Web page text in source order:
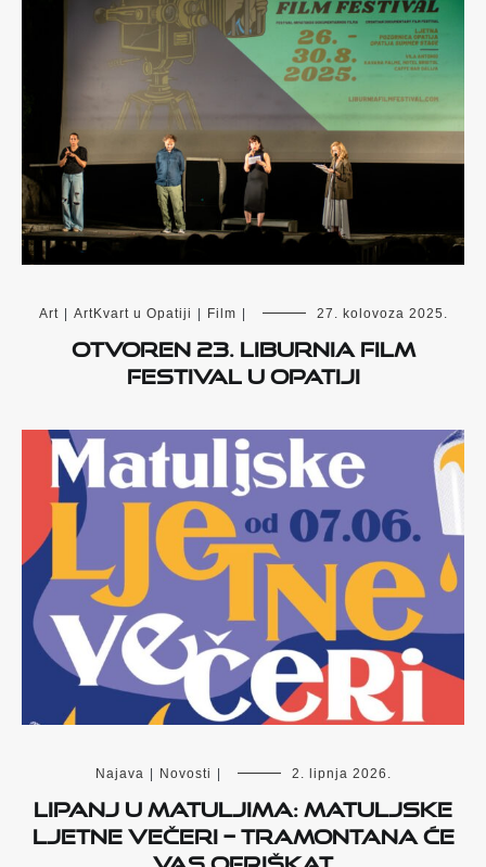
Art ArtKvart u Opatiji Film 27. kolovoza 2025.
Otvoren 23. Liburnia Film
Festival u Opatiji
Najava Novosti 2. lipnja 2026.
Lipanj u Matuljima: Matuljske
ljetne večeri – Tramontana će
vas ofriškat